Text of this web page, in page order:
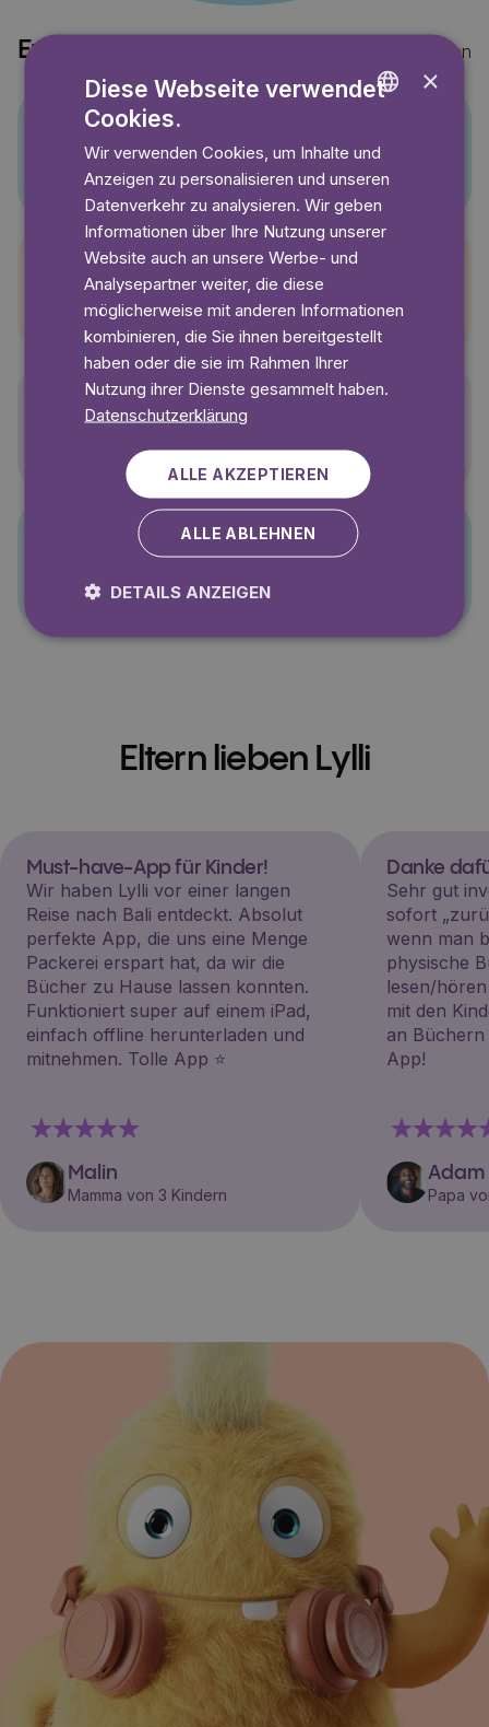
Entdecke auch Mehr anzeigen
Pettersson und Findus
Polly Pocket
Eltern lieben Lylli
Must-have-App für Kinder!
Wir haben Lylli vor einer langen
Reise nach Bali entdeckt. Absolut
perfekte App, die uns eine Menge
Packerei erspart hat, da wir die
Bücher zu Hause lassen konnten.
Funktioniert super auf einem iPad,
einfach offline herunterladen und
mitnehmen. Tolle App ⭐️
Malin
Mamma von 3 Kindern
Danke
Sehr gut
sofort
wenn man
physische
lesen/
mit den
an Büchern
App!
Adam
Papa
GERMAN
×
Diese Webseite verwendet
Cookies.
Wir verwenden Cookies, um Inhalte und
Anzeigen zu personalisieren und unseren
Datenverkehr zu analysieren. Wir geben
Informationen über Ihre Nutzung unserer
Website auch an unsere Werbe- und
Analysepartner weiter, die diese
möglicherweise mit anderen Informationen
kombinieren, die Sie ihnen bereitgestellt
haben oder die sie im Rahmen Ihrer
Nutzung ihrer Dienste gesammelt haben.
Datenschutzerklärung
ALLE AKZEPTIEREN
ALLE ABLEHNEN
DETAILS ANZEIGEN